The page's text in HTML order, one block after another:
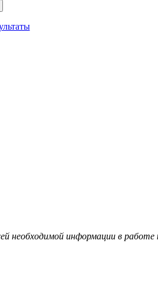
информации в работе